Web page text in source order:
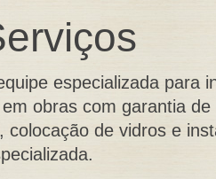
especializada para
obras com garantia de
colocação de vidros e